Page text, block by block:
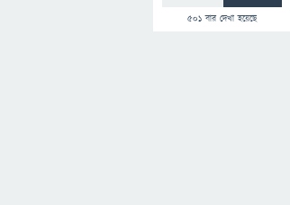
501 বার দেখা হয়েছে